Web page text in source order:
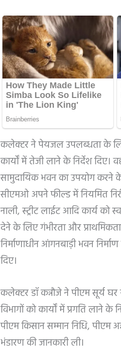
कलेक्टर ने पेयजल उपलब्धता के
कार्यों में तेजी लाने के निर्देश दिए।
सामुदायिक भवन का उपयोग करने
सीएमओ अपने फील्ड में नियमित
नाली, स्ट्रीट लाईट आदि कार्य को
देने के लिए गंभीरता और
निर्माणाधीन आंगनबाड़ी भवन
दिए।
कलेक्टर डॉ कन्नौजे ने पीएम सूर्य
विभागों को कार्यों में प्रगति लाने
पीएम किसान सम्मान निधि, पीएम
भंडारण की जानकारी ली।